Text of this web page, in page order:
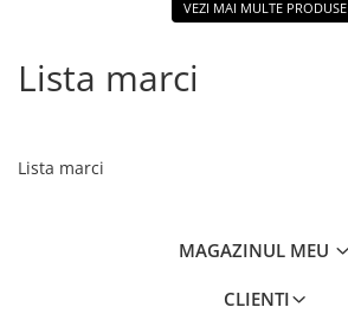
VEZI MAI MULTE PRODUSE
Lista marci
Lista marci
MAGAZINUL MEU
CLIENTI